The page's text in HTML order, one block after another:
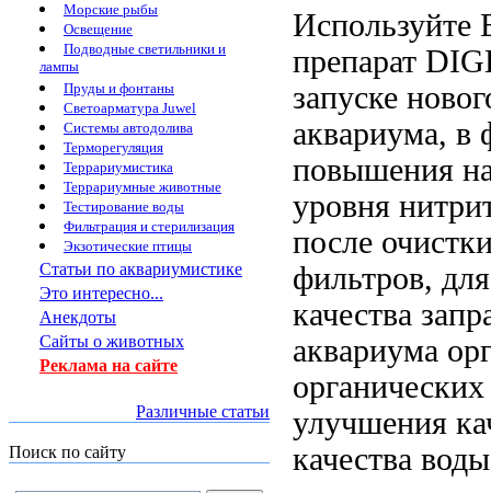
Морские рыбы
Освещение
Подводные светильники и
лампы
Пруды и фонтаны
Светоарматура Juwel
Системы автодолива
Терморегуляция
Террариумистика
Террариумные животные
Тестирование воды
Фильтрация и стерилизация
Экзотические птицы
Статьи по аквариумистике
Это интересно...
Анекдоты
Сайты о животных
Реклама на сайте
Различные статьи
Поиск по сайту
Используйте
препарат
запуске
аквариума, в
повышения
уровня
после
фильтров,
качества
аквариума
улучшения
качества